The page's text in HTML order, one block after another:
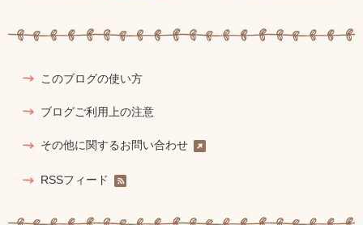
このブログの使い方
ブログご利用上の注意
その他に関するお問い合わせ
RSSフィード